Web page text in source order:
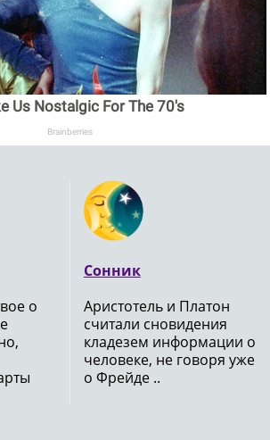
Us Nostalgic For The 70's
Brainberries
о
Сонник
Аристотель и Платон
считали сновидения
кладезем информации о
человеке, не говоря уже
о Фрейде ..